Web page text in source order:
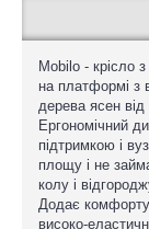
Mobilo - крісло
на платформі з
дерева ясен
Ергономічний
підтримкою і
площу і не
колу і
Додає
високо-